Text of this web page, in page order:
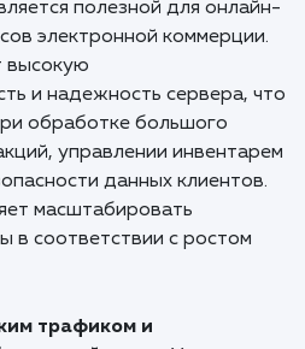
на своем бизнесе, а
его поддержки.
данный продукт?
и агентствам
и Dedicated server
разработчиков и
веб-проектов. Это